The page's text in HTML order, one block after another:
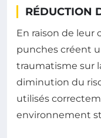
RÉDUCTION
En raison de leur
punches créent
traumatisme sur
diminution du
utilisés
environnement